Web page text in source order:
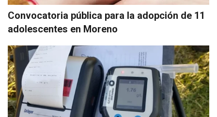
Convocatoria pública para la adopción de 11
adolescentes en Moreno